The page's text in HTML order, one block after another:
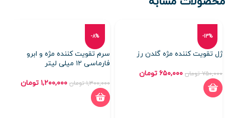
-13%
ژل تقویت کننده مژه گلدن رز
۷۵۰,۰۰۰ تومان ۶۵۰,۰۰۰ تومان
-8%
سرم تقویت کننده مژه و ابرو
فارماسی ۱۲ میلی لیتر
۱,۳۰۰,۰۰۰ تومان ۱,۲۰۰,۰۰۰ تومان